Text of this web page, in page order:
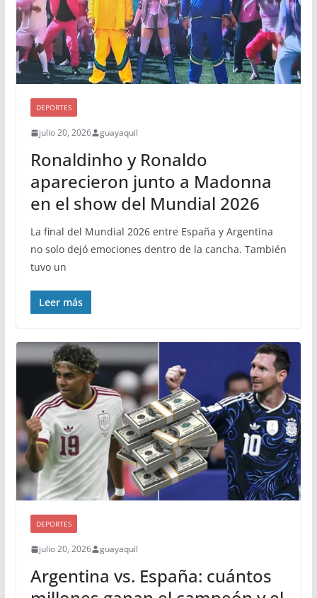
DEPORTES
julio 20, 2026 guayaquil
Ronaldinho y Ronaldo
aparecieron junto a Madonna
en el show del Mundial 2026
La final del Mundial 2026 entre España y Argentina
no solo dejó emociones dentro de la cancha. También
tuvo un
Leer más
DEPORTES
julio 20, 2026 guayaquil
Argentina vs. España: cuántos